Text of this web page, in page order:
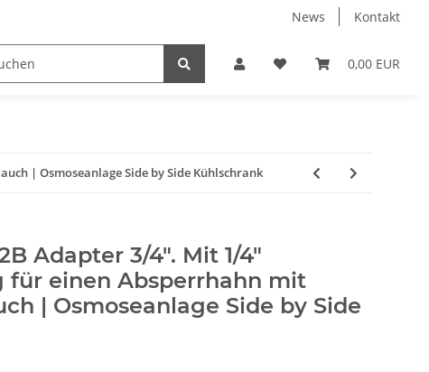
News Kontakt
0,00 EUR
Verbindungsteile & Fittinge
| Osmoseanlage Side by Side Kühlschrank
Adapter 3/4". Mit 1/4"
für einen Absperrhahn mit
| Osmoseanlage Side by Side